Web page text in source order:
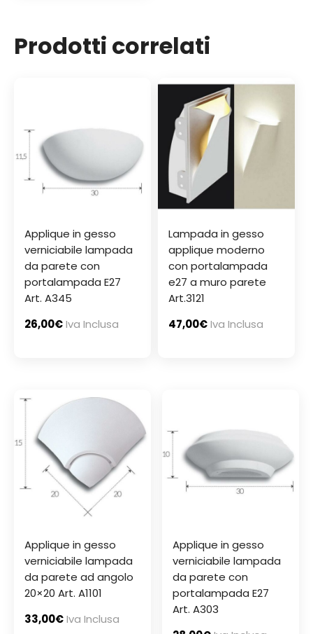
Prodotti correlati
Applique in gesso
verniciabile lampada
da parete con
portalampada E27
Art. A345
26,00€Iva Inclusa
Lampada in gesso
applique moderno
con portalampada
e27 a muro parete
Art.3121
47,00€Iva Inclusa
Applique in gesso
verniciabile lampada
da parete ad angolo
20×20 Art. A1101
33,00€Iva Inclusa
Applique in gesso
verniciabile lampada
da parete con
portalampada E27
Art. A303